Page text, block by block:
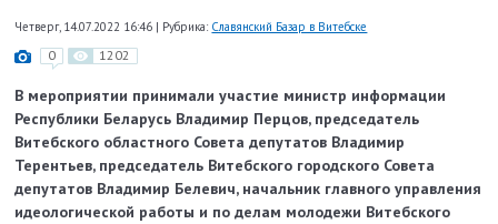
Четверг, 14.07.2022 16:46 | Рубрика: Славянский Базар в Витебске
0 1202
В мероприятии принимали участие министр информации
Республики Беларусь Владимир Перцов, председатель
Витебского областного Совета депутатов Владимир
Терентьев, председатель Витебского городского Совета
депутатов Владимир Белевич, начальник главного управления
идеологической работы и по делам молодежи Витебского